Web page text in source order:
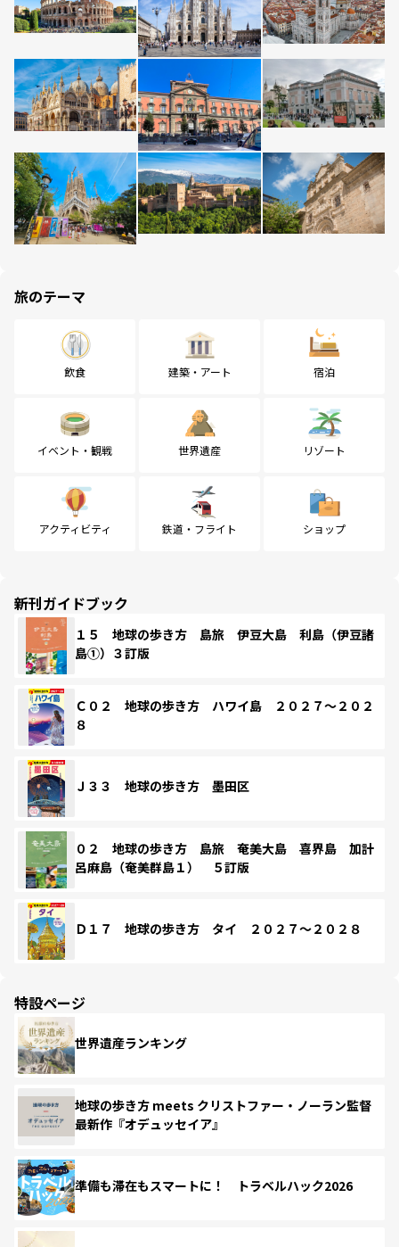
旅のテーマ
飲食 建築・アート 宿泊
イベント・観戦 世界遺産 リゾート
アクティビティ 鉄道・フライト ショップ
新刊ガイドブック
１５ 地球の歩き方 島旅 伊豆大島 利島（伊豆諸
島①）３訂版
Ｃ０２ 地球の歩き方 ハワイ島 ２０２７～２０２
８
Ｊ３３ 地球の歩き方 墨田区
０２ 地球の歩き方 島旅 奄美大島 喜界島 加計
呂麻島（奄美群島１） ５訂版
Ｄ１７ 地球の歩き方 タイ ２０２７～２０２８
特設ページ
世界遺産ランキング
地球の歩き方 meets クリストファー・ノーラン監督
最新作『オデュッセイア』
準備も滞在もスマートに！ トラベルハック2026